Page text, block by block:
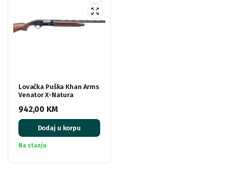
Lovačka Puška Khan Arms
Venator X-Natura
942,00 KM
Dodaj u korpu
Na stanju